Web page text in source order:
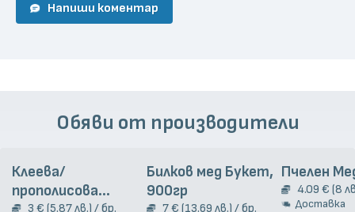
Напиши коментар
Обяви от производители
Клеева/
прополисова
3 € (5.87 лв.) / бр.
Билков мед Букет,
900гр
7 € (13.69 лв.) / бр.
Пчелен
4.09 € (8
Доставка